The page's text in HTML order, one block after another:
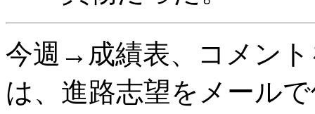
今週→成績表、コメン
は、進路志望をメール